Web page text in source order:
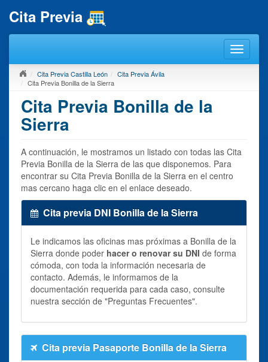
Cita Previa
Cita Previa Castilla León
Cita Previa Ávila
Cita Previa Bonilla de la Sierra
Cita Previa Bonilla de la
Sierra
A continuación, le mostramos un listado con todas las Cita
Previa Bonilla de la Sierra de las que disponemos. Para
encontrar su Cita Previa Bonilla de la Sierra en el centro
mas cercano haga clic en el enlace deseado.
Cita previa DNI Bonilla de la Sierra
Le indicamos las oficinas mas próximas a Bonilla de la
Sierra donde poder hacer o renovar su DNI de forma
cómoda, con toda la información necesaria de
contacto. Además, le informamos de la
documentación requerida para cada caso, consulte
nuestra sección de "Preguntas Frecuentes".
Cita previa Pasaporte Bonilla de la Sierra